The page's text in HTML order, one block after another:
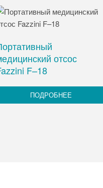
отсос
F–18
ПОДРОБНЕЕ